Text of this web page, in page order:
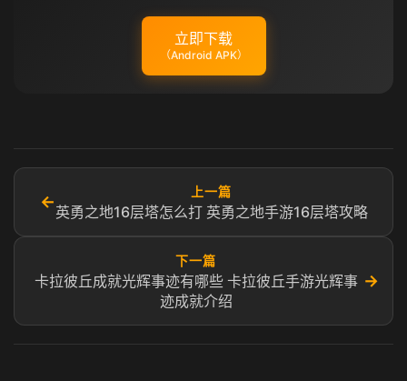
立即下载
（Android APK）
←
上一篇
英勇之地16层塔怎么打 英勇之地手游16层塔攻略
下一篇
卡拉彼丘成就光辉事迹有哪些 卡拉彼丘手游光辉事
迹成就介绍
→